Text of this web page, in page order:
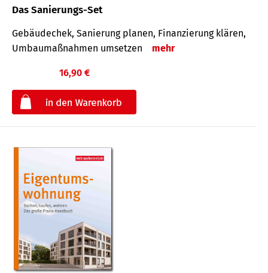
Das Sanierungs-Set
Gebäudechek, Sanierung planen, Finanzierung klären,
Umbaumaßnahmen umsetzen
mehr
16,90 €